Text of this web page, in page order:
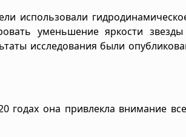
использовали
уменьшение яркости
исследования были
годах она привлекла внимание